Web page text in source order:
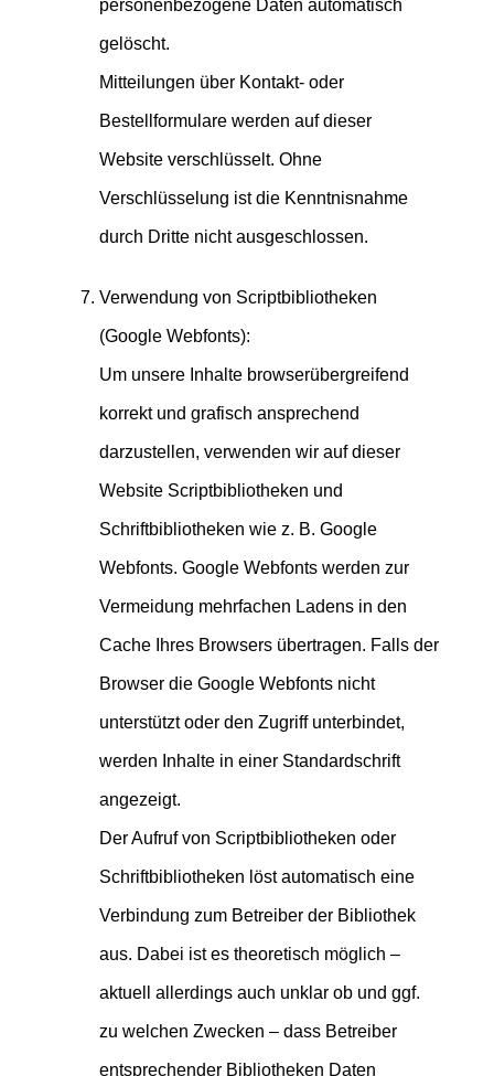
personenbezogene Daten automatisch
gelöscht.
Mitteilungen über Kontakt- oder
Bestellformulare werden auf dieser
Website verschlüsselt. Ohne
Verschlüsselung ist die Kenntnisnahme
durch Dritte nicht ausgeschlossen.
Verwendung von Scriptbibliotheken
(Google Webfonts):
Um unsere Inhalte browserübergreifend
korrekt und grafisch ansprechend
darzustellen, verwenden wir auf dieser
Website Scriptbibliotheken und
Schriftbibliotheken wie z. B. Google
Webfonts. Google Webfonts werden zur
Vermeidung mehrfachen Ladens in den
Cache Ihres Browsers übertragen. Falls der
Browser die Google Webfonts nicht
unterstützt oder den Zugriff unterbindet,
werden Inhalte in einer Standardschrift
angezeigt.
Der Aufruf von Scriptbibliotheken oder
Schriftbibliotheken löst automatisch eine
Verbindung zum Betreiber der Bibliothek
aus. Dabei ist es theoretisch möglich –
aktuell allerdings auch unklar ob und ggf.
zu welchen Zwecken – dass Betreiber
entsprechender Bibliotheken Daten